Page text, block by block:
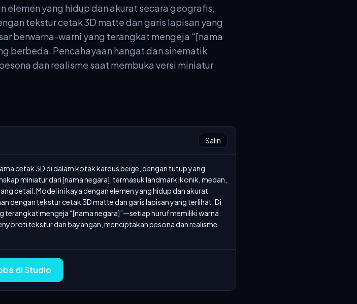
elemen yang hidup dan akurat secara geografis,
tekstur cetak 3D matte dan garis lapisan yang
berwarna-warni yang terangkat mengeja “[nama
berbeda. Pencahayaan hangat dan sinematik
dan realisme saat membuka versi miniatur
Salin
cetak 3D di dalam kotak kardus beige, dengan tutup yang
miniatur dari [nama negara], termasuk landmark ikonik, medan,
detail. Model ini kaya dengan elemen yang hidup dan akurat
dengan tekstur cetak 3D matte dan garis lapisan yang terlihat. Di
mengeja “[nama negara]”—setiap huruf memiliki warna
tekstur dan bayangan, menciptakan pesona dan realisme
di Studio